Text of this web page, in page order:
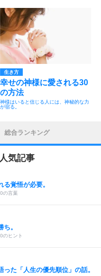
生き方
幸せの神様に愛される30
の方法
神様はいると信じる人には、神秘的な力
が宿る。
総合ランキング
気記事
る覚悟が必要。
の言葉
ち。
のヒント
った「人生の優先順位」の話。